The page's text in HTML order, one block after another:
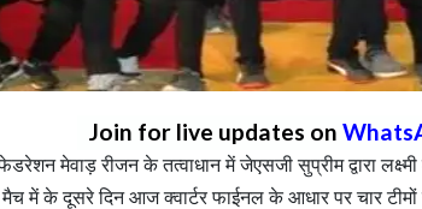
Join for live updates on
मेवाड़ रीजन के तत्वाधान में जेएसजी सुप्रीम द्वारा
में के दूसरे दिन आज क्वार्टर फाईनल के आधार पर चार